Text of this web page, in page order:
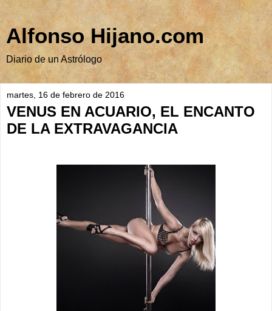
Alfonso Hijano.com
Diario de un Astrólogo
martes, 16 de febrero de 2016
VENUS EN ACUARIO, EL ENCANTO
DE LA EXTRAVAGANCIA